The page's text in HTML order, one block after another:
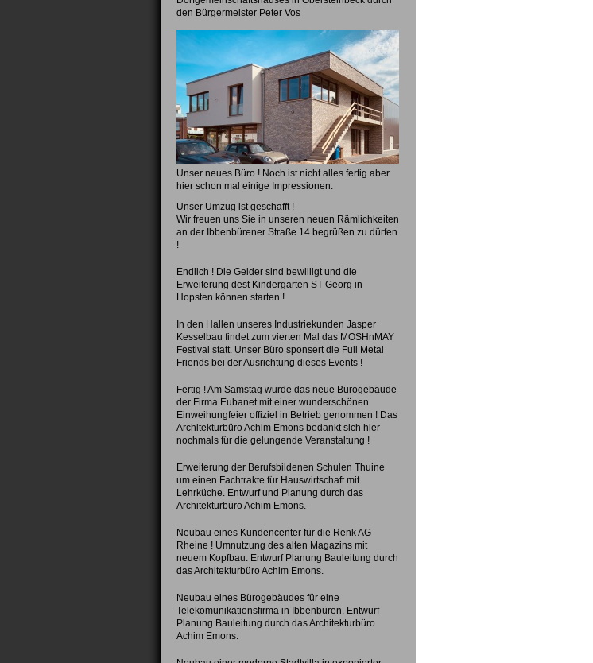
den Bürgermeister Peter Vos
Unser neues Büro ! Noch ist nicht alles fertig aber
hier schon mal einige Impressionen.
Unser Umzug ist geschafft !
Wir freuen uns Sie in unseren neuen Rämlichkeiten
an der Ibbenbürener Straße 14 begrüßen zu dürfen
!
Endlich ! Die Gelder sind bewilligt und die
Erweiterung dest Kindergarten ST Georg in
Hopsten können starten !
In den Hallen unseres Industriekunden Jasper
Kesselbau findet zum vierten Mal das MOSHnMAY
Festival statt. Unser Büro sponsert die Full Metal
Friends bei der Ausrichtung dieses Events !
Fertig ! Am Samstag wurde das neue Bürogebäude
der Firma Eubanet mit einer wunderschönen
Einweihungfeier offiziel in Betrieb genommen ! Das
Architekturbüro Achim Emons bedankt sich hier
nochmals für die gelungende Veranstaltung !
Erweiterung der Berufsbildenen Schulen Thuine
um einen Fachtrakte für Hauswirtschaft mit
Lehrküche. Entwurf und Planung durch das
Architekturbüro Achim Emons.
Neubau eines Kundencenter für die Renk AG
Rheine ! Umnutzung des alten Magazins mit
neuem Kopfbau. Entwurf Planung Bauleitung durch
das Architekturbüro Achim Emons.
Neubau eines Bürogebäudes für eine
Telekomunikationsfirma in Ibbenbüren. Entwurf
Planung Bauleitung durch das Architekturbüro
Achim Emons.